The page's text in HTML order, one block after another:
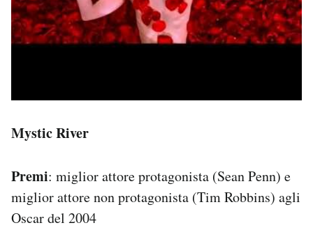
Mystic River
Premi: miglior attore protagonista (Sean Penn) e
miglior attore non protagonista (Tim Robbins) agli
Oscar del 2004